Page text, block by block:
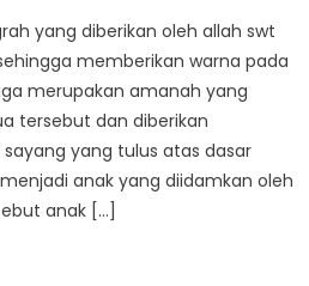
yang diberikan oleh allah swt
memberikan warna pada
merupakan amanah yang
tersebut dan diberikan
yang tulus atas dasar
anak yang diidamkan oleh
anak […]